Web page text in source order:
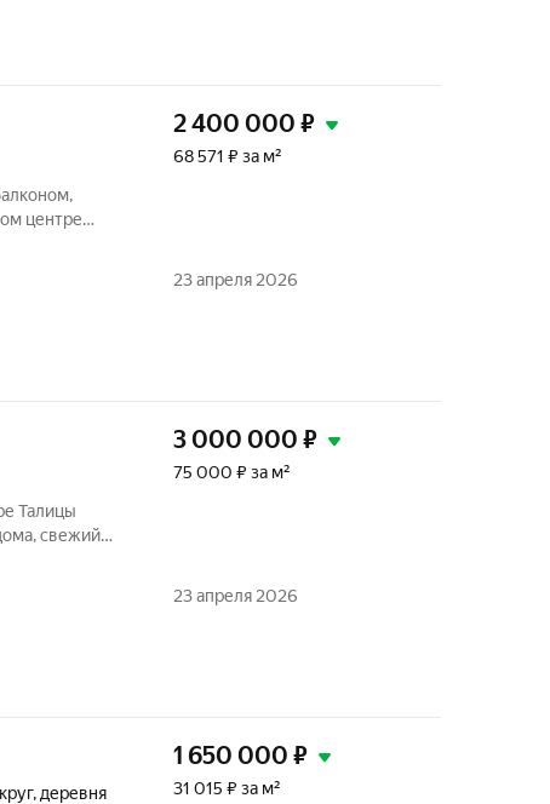
центре
в
2 400 000 ₽
68 571 ₽ за м²
23 апреля 2026
Талицы
свежий
3 000 000 ₽
75 000 ₽ за м²
23 апреля 2026
, деревня
1 650 000 ₽
31 015 ₽ за м²